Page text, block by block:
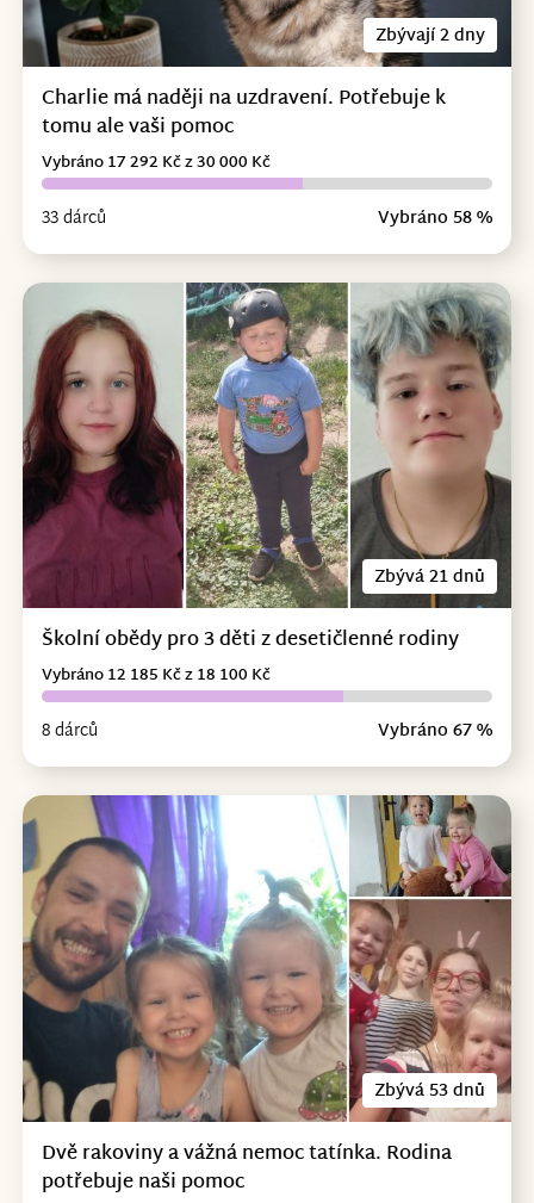
Zbývají 2 dny
Charlie má naději na uzdravení. Potřebuje k
tomu ale vaši pomoc
33 dárců Vybráno 58 %
Vybráno 17 292 Kč z 30 000 Kč
Zbývá 21 dnů
Školní obědy pro 3 děti z desetičlenné rodiny
8 dárců Vybráno 67 %
Vybráno 12 185 Kč z 18 100 Kč
Zbývá 53 dnů
Dvě rakoviny a vážná nemoc tatínka. Rodina
potřebuje naši pomoc